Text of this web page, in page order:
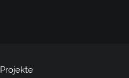
Projekte